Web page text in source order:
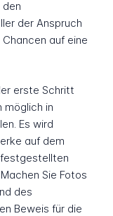
den
der Anspruch
auf eine
erste Schritt
möglich in
Es wird
auf dem
Sie Fotos
des
Beweis für die